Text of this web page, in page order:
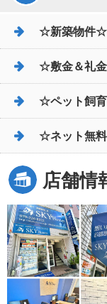
☆新築物件☆
☆敷金＆礼
☆ペット飼
☆ネット無
店舗情